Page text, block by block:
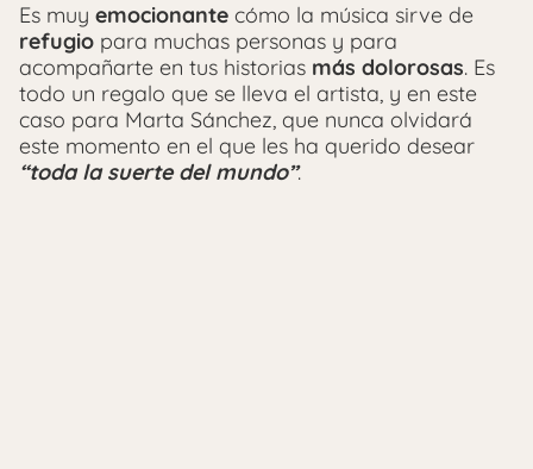
Es muy emocionante cómo la música sirve de
refugio para muchas personas y para
acompañarte en tus historias más dolorosas. Es
todo un regalo que se lleva el artista, y en este
caso para Marta Sánchez, que nunca olvidará
este momento en el que les ha querido desear
“toda la suerte del mundo”.